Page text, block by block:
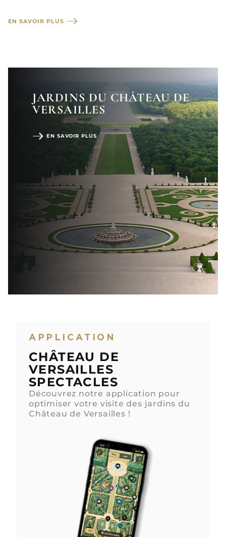
EN SAVOIR PLUS
JARDINS DU CHÂTEAU DE
VERSAILLES
EN SAVOIR PLUS
APPLICATION
CHÂTEAU DE
VERSAILLES
SPECTACLES
Découvrez notre application pour
optimiser votre visite des jardins du
Château de Versailles !